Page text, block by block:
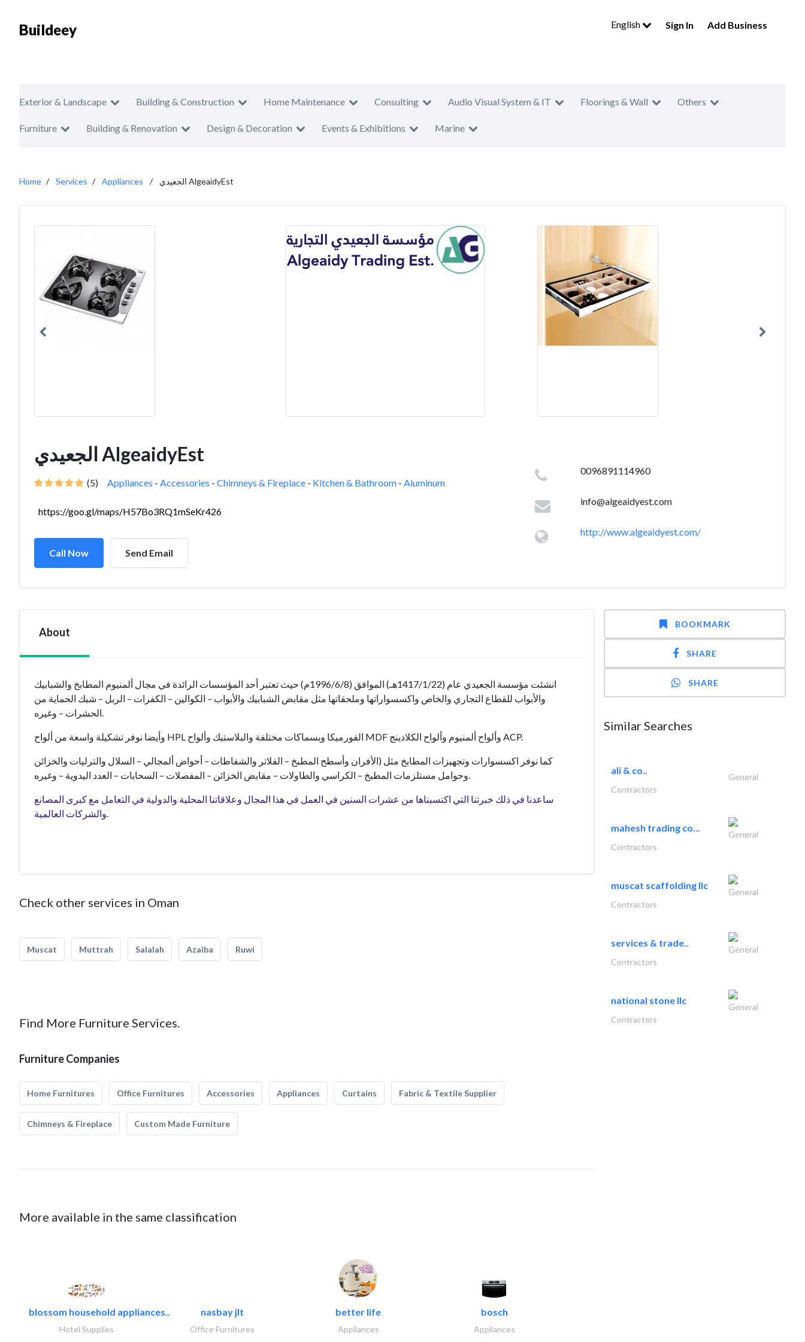
Buildeey English Sign In Add Business
Exterior & Landscape Building & Construction Home Maintenance Consulting Audio Visual System & IT Floorings & Wall Others
Furniture Building & Renovation Design & Decoration Events & Exhibitions Marine
Home Services Appliances الجعيدي AlgeaidyEst
الجعيدي AlgeaidyEst
(5) Appliances - Accessories - Chimneys & Fireplace - Kitchen & Bathroom - Aluminum
https://goo.gl/maps/H57Bo3RQ1mSeKr426
Call Now Send Email
0096891114960
info@algeaidyest.com
http://www.algeaidyest.com/
About
انشئت مؤسسة الجعيدي عام (1417/1/22هـ) الموافق (1996/6/8م) حيث تعتبر أحد المؤسسات الرائدة في مجال ألمنيوم المطابخ والشبابيك
والأبواب للقطاع التجاري والخاص واكسسواراتها وملحقاتها مثل مقابض الشبابيك والأبواب – الكوالين – الكفرات – الربل – شبك الحماية من
الحشرات – وغيره.
وأيضا نوفر تشكيلة واسعة من ألواح HPL الفورميكا وبسماكات مختلفة والبلاستيك وألواح MDF وألواح ألمنيوم وألواح الكلادينج ACP.
كما نوفر اكسسوارات وتجهيزات المطابخ مثل (الأفران وأسطح المطبخ – الفلاتر والشفاطات – أحواض ألمجالي – السلال والترليات والخزائن
وحوامل مستلزمات المطبخ – الكراسي والطاولات – مقابض الخزائن – المفصلات – السحابات – العدد اليدوية – وغيره.
ساعدنا في ذلك خبرتنا التي اكتسبناها من عشرات السنين في العمل في هذا المجال وعلاقاتنا المحلية والدولية في التعامل مع كبرى المصانع
والشركات العالمية.
Check other services in Oman
Muscat Muttrah Salalah Azaiba Ruwi
Find More Furniture Services.
Furniture Companies
Home Furnitures Office Furnitures Accessories Appliances Curtains Fabric & Textile Supplier
Chimneys & Fireplace Custom Made Furniture
More available in the same classification
blossom household appliances..
Hotel Supplies
nasbay jlt
Office Furnitures
better life
Appliances
bosch
Appliances
BOOKMARK
SHARE
SHARE
Similar Searches
ali & co..
General
Contractors
mahesh trading co...
General
Contractors
muscat scaffolding llc
General
Contractors
services & trade..
General
Contractors
national stone llc
General
Contractors